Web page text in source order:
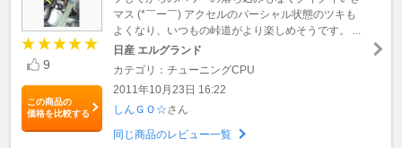
9
この商品の
価格を比較する
マス (*￣ー￣) アクセルのパーシャル状態のツキも
よくなり、いつもの峠道がより楽しめそうです。 ...
日産 エルグランド
カテゴリ：チューニングCPU
2011年10月23日 16:22
しんＧＯ☆さん
同じ商品のレビュー一覧